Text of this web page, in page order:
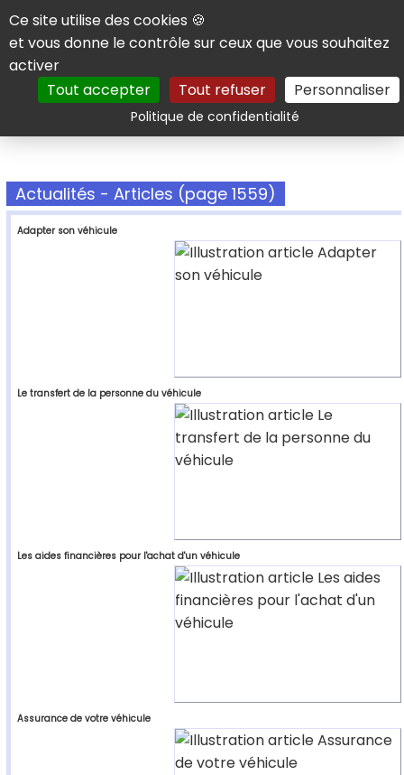
Panneau de gestion des cookies
Ce site utilise des cookies 🍪
et vous donne le contrôle sur ceux que vous souhaitez
activer
Tout accepter
Tout refuser Personnaliser
Politique de confidentialitéRechercher
Actualités - Articles (page 1559)
Adapter son véhicule
Le transfert de la personne du véhicule
Les aides financières pour l'achat d'un véhicule
Assurance de votre véhicule